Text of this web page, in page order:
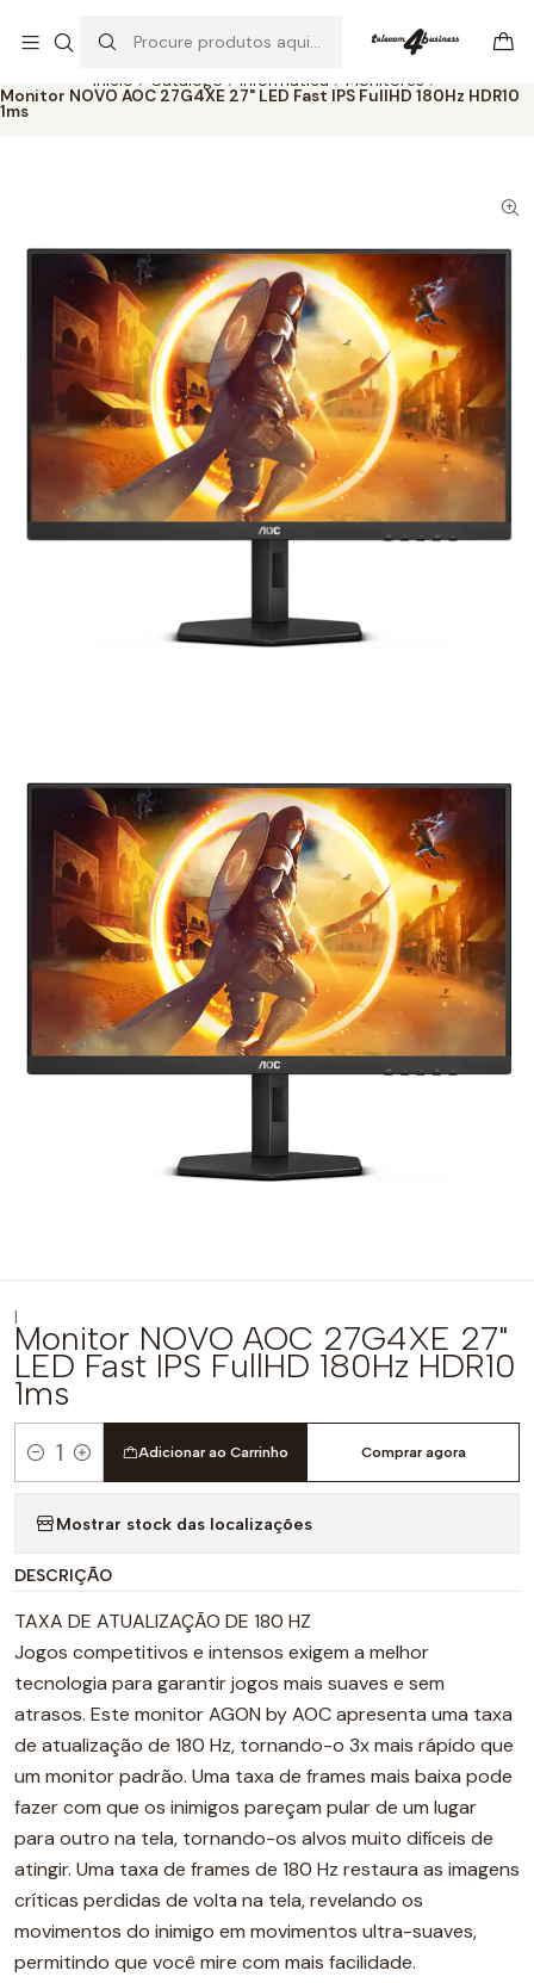
Ler mais
Início Catálogo Informática Monitores
Monitor NOVO AOC 27G4XE 27" LED Fast IPS FullHD 180Hz HDR10
1ms
|
Monitor NOVO AOC 27G4XE 27"
LED Fast IPS FullHD 180Hz HDR10
1ms
Quantidade
Adicionar ao Carrinho Comprar agora
Mostrar stock das localizações
DESCRIÇÃO
TAXA DE ATUALIZAÇÃO DE 180 HZ
Jogos competitivos e intensos exigem a melhor
tecnologia para garantir jogos mais suaves e sem
atrasos. Este monitor AGON by AOC apresenta uma taxa
de atualização de 180 Hz, tornando-o 3x mais rápido que
um monitor padrão. Uma taxa de frames mais baixa pode
fazer com que os inimigos pareçam pular de um lugar
para outro na tela, tornando-os alvos muito difíceis de
atingir. Uma taxa de frames de 180 Hz restaura as imagens
críticas perdidas de volta na tela, revelando os
movimentos do inimigo em movimentos ultra-suaves,
permitindo que você mire com mais facilidade.